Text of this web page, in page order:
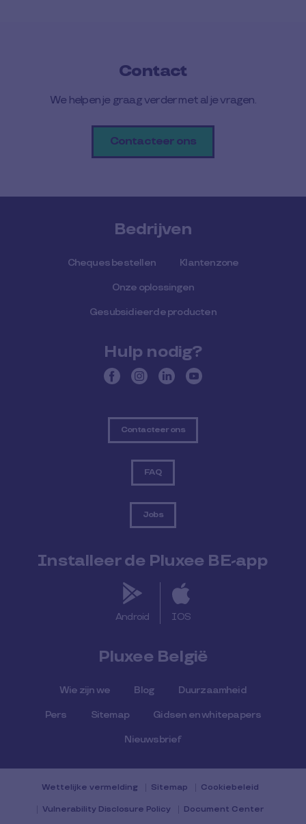
Contact
We helpen je graag verder met al je vragen.
Contacteer ons
Bedrijven
Cheques bestellen Klantenzone
Onze oplossingen
Gesubsidieerde producten
Hulp nodig?
Contacteer ons
FAQ
Jobs
Installeer de Pluxee BE-app
Android IOS
Pluxee België
Wie zijn we Blog Duurzaamheid
Pers Sitemap Gidsen en whitepapers
Nieuwsbrief
Wettelijke vermelding Sitemap Cookiebeleid
Vulnerability Disclosure Policy Document Center